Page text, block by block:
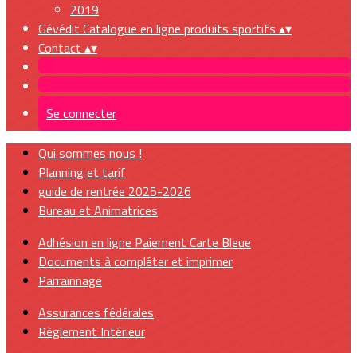
2019
Gévédit Catalogue en ligne produits sportifs ▴▾
Contact ▴▾
Se connecter
Qui sommes nous !
Planning et tarif
guide de rentrée 2025-2026
Bureau et Animatrices
Adhésion en ligne Paiement Carte Bleue
Documents à compléter et imprimer
Parrainnage
Assurances fédérales
Règlement Intérieur